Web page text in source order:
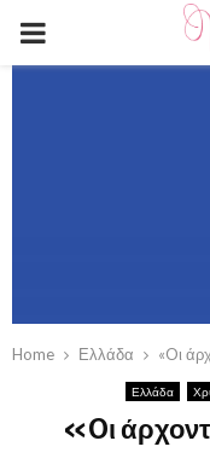
PRIMARY
Home Ελλάδα «Oι
Ελλάδα
«Oι